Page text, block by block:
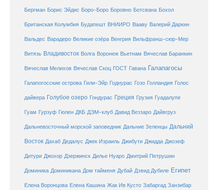
Бергман Борис Эйдис Боро-Боро Боровно Ботсвана Бохол
Британская Колумбия Будапешт ВНИИРО Вааву Валерий Даркин
Вальдес Варадеро Великие озёра Венгрия Вильфранш-сюр-Мер
Витязь Владивосток Волга Воронеж Вьетнам Вячеслав Баранкин
Вячеслав Мелихов Вячеслав Скоц ГОСТ Гавана Галапагосы
Галапогосские острова Гили-Эйр Годнурас Гозо Голландия Голос
дайвера Голубое озеро Гондурас Греция Грузия Гуадалупе
Гуам Гурзуф Гюлен ДКБ ДЭМ-клуб Давид Веззаро Дайвгруз
Дальневосточный морской заповедник Дальние Зеленцы Дальний
Восток Дахаб Дедалус Джек Израиль Джибути Джидда Джозеф
Дитури Джохор Дзержинск Дилье Нуаро Дмитрий Петрушин
Доминика Доминикана Дом тайменя Дубай Дэвид Дубиле Египет
Елена Воронцова Елена Кашина Жак Ив Кусто Забаргад Занзибар